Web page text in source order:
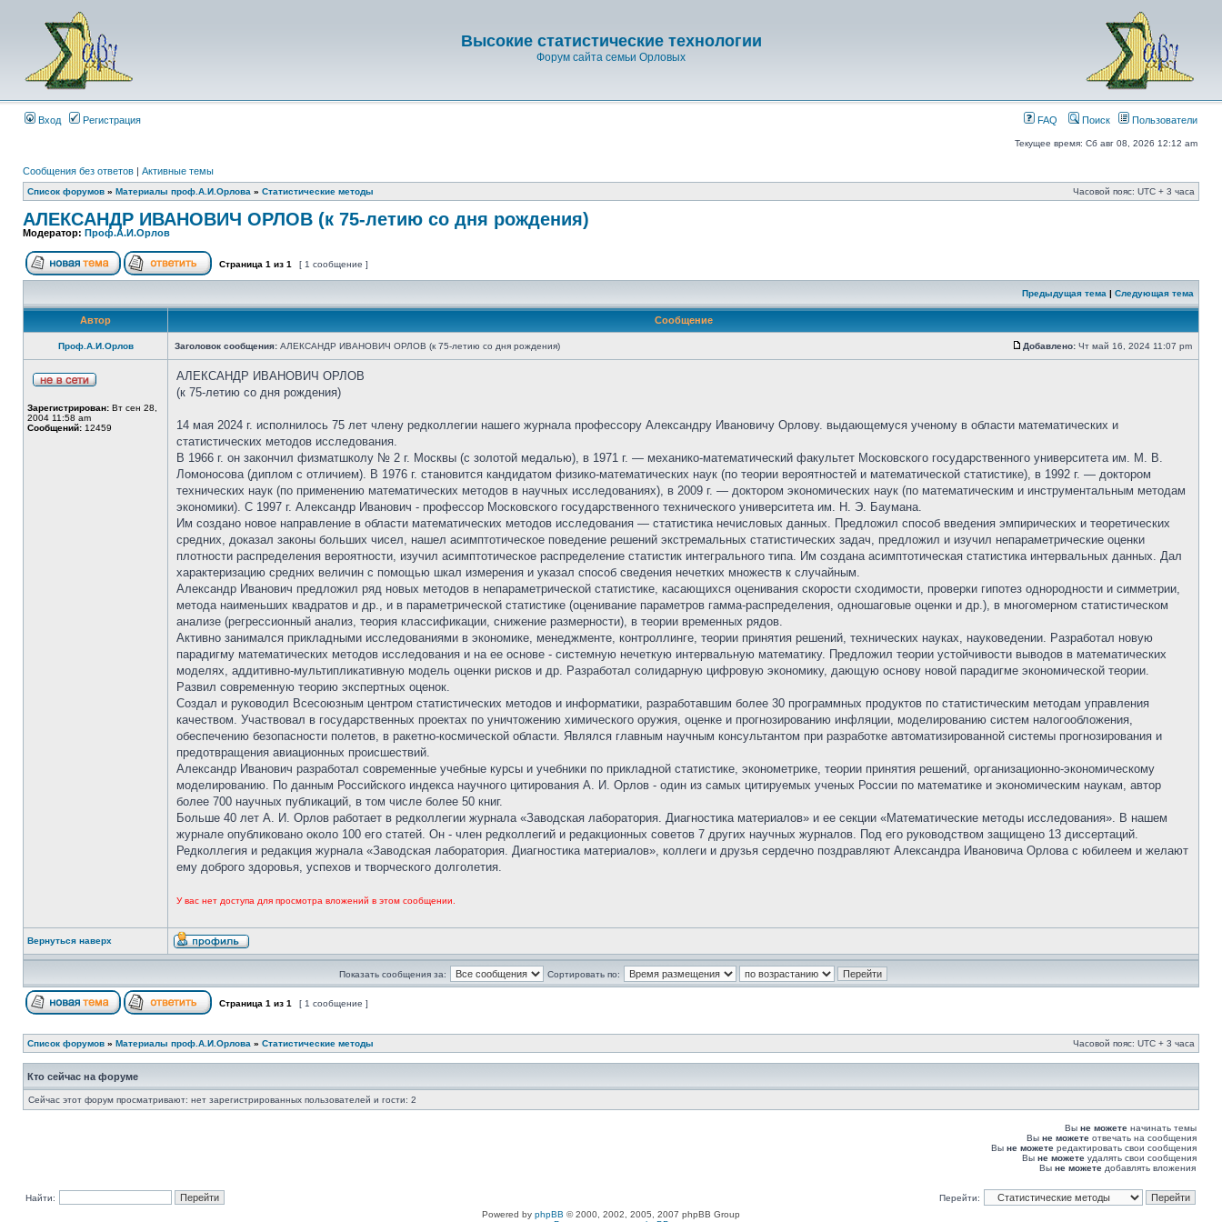
Высокие статистические технологии
Форум сайта семьи Орловых
Вход Регистрация FAQ Поиск Пользователи
Текущее время: Сб авг 08, 2026 12:12 am
Сообщения без ответов | Активные темы
Список форумов » Материалы проф.А.И.Орлова » Статистические методы Часовой пояс: UTC + 3 часа
АЛЕКСАНДР ИВАНОВИЧ ОРЛОВ (к 75-летию со дня рождения)
Модератор: Проф.А.И.Орлов
Страница 1 из 1 [ 1 сообщение ]
Предыдущая тема | Следующая тема
Автор Сообщение
Проф.А.И.Орлов Заголовок сообщения: АЛЕКСАНДР ИВАНОВИЧ ОРЛОВ (к 75-летию со дня рождения) Добавлено: Чт май 16, 2024 11:07 pm
Зарегистрирован: Вт сен 28,
2004 11:58 am
Сообщений: 12459
АЛЕКСАНДР ИВАНОВИЧ ОРЛОВ
(к 75-летию со дня рождения)
14 мая 2024 г. исполнилось 75 лет члену редколлегии нашего журнала профессору Александру Ивановичу Орлову. выдающемуся ученому в области математических и
статистических методов исследования.
В 1966 г. он закончил физматшколу № 2 г. Москвы (с золотой медалью), в 1971 г. — механико-математический факультет Московского государственного университета им. М. В.
Ломоносова (диплом с отличием). В 1976 г. становится кандидатом физико-математических наук (по теории вероятностей и математической статистике), в 1992 г. — доктором
технических наук (по применению математических методов в научных исследованиях), в 2009 г. — доктором экономических наук (по математическим и инструментальным методам
экономики). С 1997 г. Александр Иванович - профессор Московского государственного технического университета им. Н. Э. Баумана.
Им создано новое направление в области математических методов исследования — статистика нечисловых данных. Предложил способ введения эмпирических и теоретических
средних, доказал законы больших чисел, нашел асимптотическое поведение решений экстремальных статистических задач, предложил и изучил непараметрические оценки
плотности распределения вероятности, изучил асимптотическое распределение статистик интегрального типа. Им создана асимптотическая статистика интервальных данных. Дал
характеризацию средних величин с помощью шкал измерения и указал способ сведения нечетких множеств к случайным.
Александр Иванович предложил ряд новых методов в непараметрической статистике, касающихся оценивания скорости сходимости, проверки гипотез однородности и симметрии,
метода наименьших квадратов и др., и в параметрической статистике (оценивание параметров гамма-распределения, одношаговые оценки и др.), в многомерном статистическом
анализе (регрессионный анализ, теория классификации, снижение размерности), в теории временных рядов.
Активно занимался прикладными исследованиями в экономике, менеджменте, контроллинге, теории принятия решений, технических науках, науковедении. Разработал новую
парадигму математических методов исследования и на ее основе - системную нечеткую интервальную математику. Предложил теории устойчивости выводов в математических
моделях, аддитивно-мультипликативную модель оценки рисков и др. Разработал солидарную цифровую экономику, дающую основу новой парадигме экономической теории.
Развил современную теорию экспертных оценок.
Создал и руководил Всесоюзным центром статистических методов и информатики, разработавшим более 30 программных продуктов по статистическим методам управления
качеством. Участвовал в государственных проектах по уничтожению химического оружия, оценке и прогнозированию инфляции, моделированию систем налогообложения,
обеспечению безопасности полетов, в ракетно-космической области. Являлся главным научным консультантом при разработке автоматизированной системы прогнозирования и
предотвращения авиационных происшествий.
Александр Иванович разработал современные учебные курсы и учебники по прикладной статистике, эконометрике, теории принятия решений, организационно-экономическому
моделированию. По данным Российского индекса научного цитирования А. И. Орлов - один из самых цитируемых ученых России по математике и экономическим наукам, автор
более 700 научных публикаций, в том числе более 50 книг.
Больше 40 лет А. И. Орлов работает в редколлегии журнала «Заводская лаборатория. Диагностика материалов» и ее секции «Математические методы исследования». В нашем
журнале опубликовано около 100 его статей. Он - член редколлегий и редакционных советов 7 других научных журналов. Под его руководством защищено 13 диссертаций.
Редколлегия и редакция журнала «Заводская лаборатория. Диагностика материалов», коллеги и друзья сердечно поздравляют Александра Ивановича Орлова с юбилеем и желают
ему доброго здоровья, успехов и творческого долголетия.
У вас нет доступа для просмотра вложений в этом сообщении.
Вернуться наверх
Показать сообщения за: Сортировать по:
Страница 1 из 1 [ 1 сообщение ]
Список форумов » Материалы проф.А.И.Орлова » Статистические методы Часовой пояс: UTC + 3 часа
Кто сейчас на форуме
Сейчас этот форум просматривают: нет зарегистрированных пользователей и гости: 2
Вы не можете начинать темы
Вы не можете отвечать на сообщения
Вы не можете редактировать свои сообщения
Вы не можете удалять свои сообщения
Вы не можете добавлять вложения
Найти:
Перейти:
Powered by phpBB © 2000, 2002, 2005, 2007 phpBB Group